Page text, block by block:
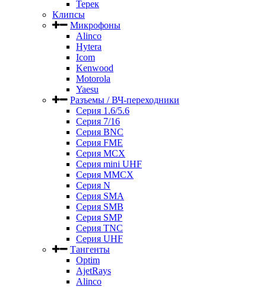
Терек
Клипсы
Микрофоны
Alinco
Hytera
Icom
Kenwood
Motorola
Yaesu
Разъемы / ВЧ-переходники
Серия 1.6/5.6
Серия 7/16
Серия BNC
Серия FME
Серия MCX
Серия mini UHF
Серия MMCX
Серия N
Серия SMA
Серия SMB
Серия SMP
Серия TNC
Серия UHF
Тангенты
Optim
AjetRays
Alinco